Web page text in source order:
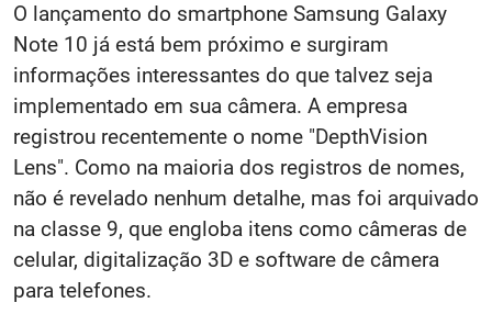
O lançamento do smartphone Samsung Galaxy
Note 10 já está bem próximo e surgiram
informações interessantes do que talvez seja
implementado em sua câmera. A empresa
registrou recentemente o nome "DepthVision
Lens". Como na maioria dos registros de nomes,
não é revelado nenhum detalhe, mas foi arquivado
na classe 9, que engloba itens como câmeras de
celular, digitalização 3D e software de câmera
para telefones.